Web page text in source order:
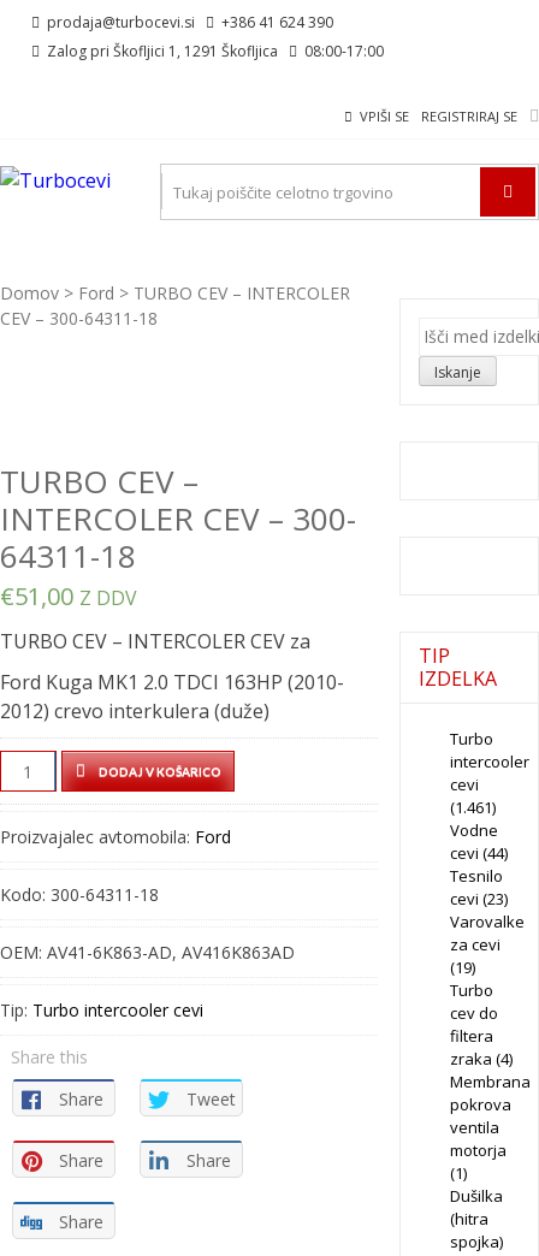
Skip
Skip prodaja@turbocevi.si
+386 41 624 390
Zalog pri Škofljici 1, 1291 Škofljica
08:00-17:00
VPIŠI SE REGISTRIRAJ SE
TURBOCEVI
Turbo ideal – turbo cevi
Domov > Ford > TURBO CEV – INTERCOLER
CEV – 300-64311-18
TURBO CEV –
INTERCOLER CEV – 300-
64311-18
€51,00 Z DDV
TURBO CEV – INTERCOLER CEV za
Ford Kuga MK1 2.0 TDCI 163HP (2010-
2012) crevo interkulera (duže)
TURBO
CEV
INTERCOLER
-
64311-
quantity
DODAJ V KOŠARICO
Proizvajalec avtomobila: Ford
Kodo: 300-64311-18
OEM: AV41-6K863-AD, AV416K863AD
Tip: Turbo intercooler cevi
Share this
Share
Tweet
Share Share
Share
Išči:
Iskanje
TIP
IZDELKA
Turbo
intercooler
cevi
(1.461)
Vodne
cevi (44)
Tesnilo
cevi (23)
Varovalke
za cevi
(19)
Turbo
cev do
filtera
zraka (4)
Membrana
pokrova
ventila
motorja
(1)
Dušilka
(hitra
spojka)